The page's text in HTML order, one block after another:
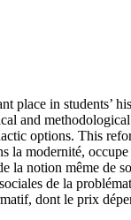
place in students’
and
options. This
la modernité,
notion même de
de la
dont le prix